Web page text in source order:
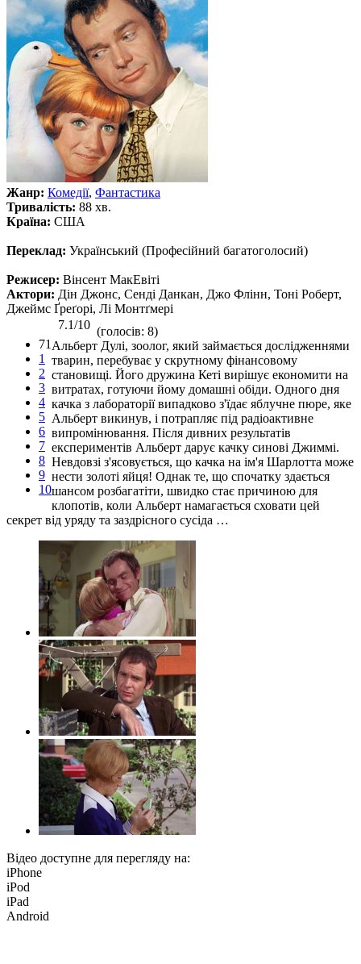
Жанр: Комедії, Фантастика
Тривалість: 88 хв.
Країна: США
Переклад: Український (Професійний багатоголосий)
Режисер: Вінсент МакЕвіті
Актори: Дін Джонс, Сенді Данкан, Джо Флінн, Тоні Роберт,
Джеймс Ґреґорі, Лі Монтґмері
71
1
2
3
4
5
6
7
8
9
10
7.1/10 (голосів: 8)
Альберт Дулі, зоолог, який займається дослідженнями
тварин, перебуває у скрутному фінансовому
становищі. Його дружина Кеті вирішує економити на
витратах, готуючи йому домашні обіди. Одного дня
качка з лабораторії випадково з'їдає яблучне пюре, яке
Альберт викинув, і потрапляє під радіоактивне
випромінювання. Після дивних результатів
експериментів Альберт дарує качку синові Джиммі.
Невдовзі з'ясовується, що качка на ім'я Шарлотта може
нести золоті яйця! Однак те, що спочатку здається
шансом розбагатіти, швидко стає причиною для
клопотів, коли Альберт намагається сховати цей
секрет від уряду та заздрісного сусіда …
Відео доступне для перегляду на:
iPhone
iPod
iPad
Android